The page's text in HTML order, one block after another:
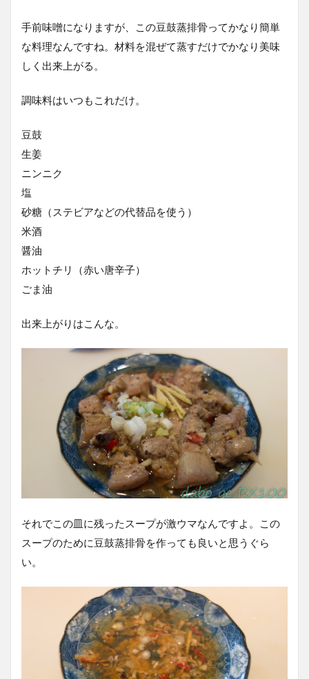
手前味噌になりますが、この豆鼓蒸排骨ってかなり簡単
な料理なんですね。材料を混ぜて蒸すだけでかなり美味
しく出来上がる。
調味料はいつもこれだけ。
豆鼓
生姜
ニンニク
塩
砂糖（ステビアなどの代替品を使う）
米酒
醤油
ホットチリ（赤い唐辛子）
ごま油
出来上がりはこんな。
それでこの皿に残ったスープが激ウマなんですよ。この
スープのために豆鼓蒸排骨を作っても良いと思うぐら
い。